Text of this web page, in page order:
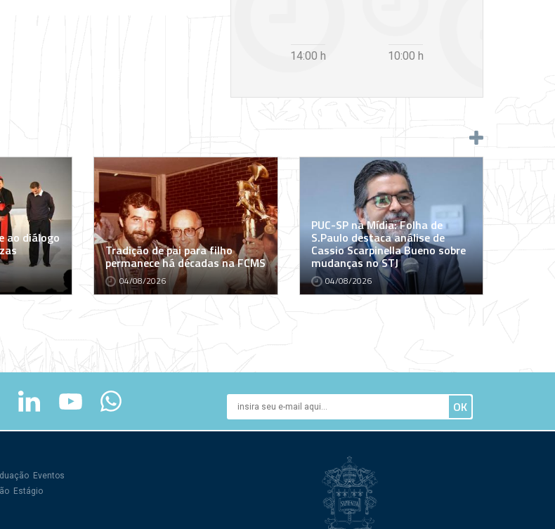
14:00 h 10:00 h
ao diálogo
Tradição de pai para filho
permanece há décadas na FCMS
04/08/2026
PUC-SP na Mídia: Folha de
S.Paulo destaca análise de
Cassio Scarpinella Bueno sobre
mudanças no STJ
04/08/2026
Eventos
Estágio